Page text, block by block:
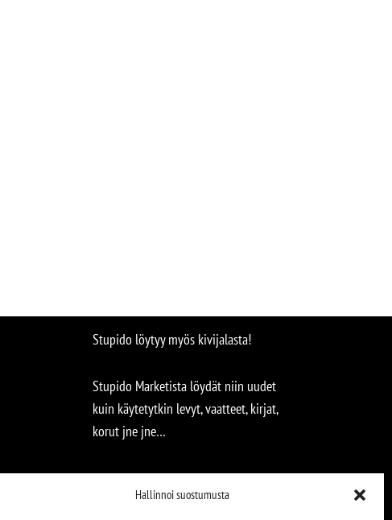
Hallinnoi suostumusta
Stupido löytyy myös kivijalasta!
Stupido Marketista löydät niin uudet
kuin käytetytkin levyt, vaatteet, kirjat,
korut jne jne…